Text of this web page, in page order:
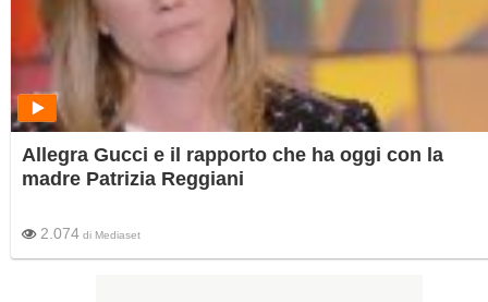
Allegra Gucci e il rapporto che ha oggi con la
madre Patrizia Reggiani
2.074 di Mediaset